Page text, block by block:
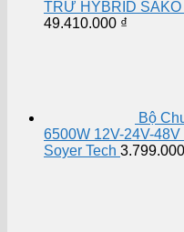
TRỮ HYBRID SAKO
49.410.000 ₫
Bộ
6500W 12V-24V-
Soyer Tech 3.799.000